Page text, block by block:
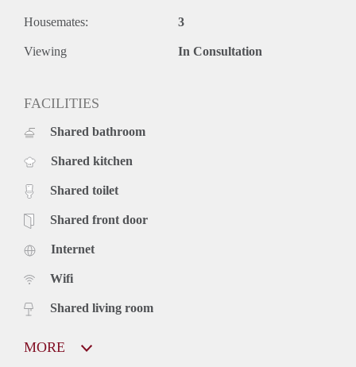
Housemates: 3
Viewing In Consultation
FACILITIES
Shared bathroom
Shared kitchen
Shared toilet
Shared front door
Internet
Wifi
Shared living room
MORE